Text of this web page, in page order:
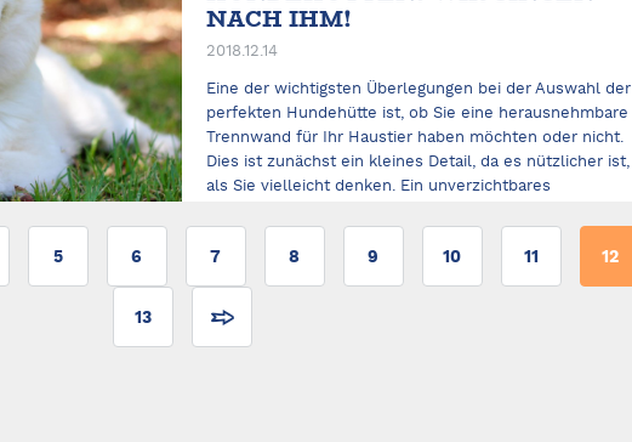
NACH IHM!
2018.12.14
Eine der wichtigsten Überlegungen bei der Auswahl der
perfekten Hundehütte ist, ob Sie eine herausnehmbare
Trennwand für Ihr Haustier haben möchten oder nicht.
Dies ist zunächst ein kleines Detail, da es nützlicher ist,
als Sie vielleicht denken. Ein unverzichtbares
ELOLVASOM
5 6 7 8 9 10 11 12
13